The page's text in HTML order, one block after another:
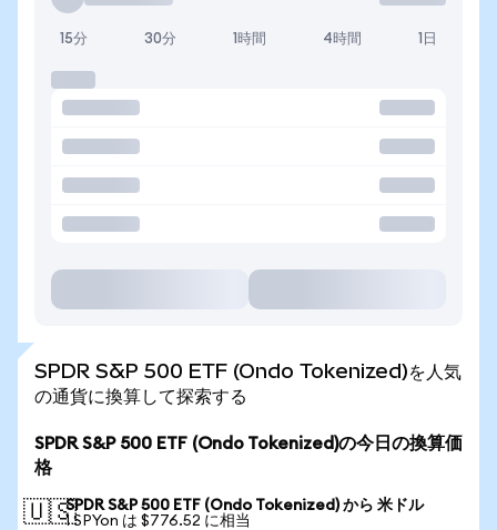
15分 30分 1時間 4時間 1日
SPDR S&P 500 ETF (Ondo Tokenized)を人気
の通貨に換算して探索する
SPDR S&P 500 ETF (Ondo Tokenized)の今日の換算価
格
🇺🇸SPDR S&P 500 ETF (Ondo Tokenized) から 米ドル
1 SPYon は $776.52 に相当